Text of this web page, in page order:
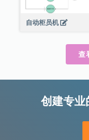
自动柜员机
查
创建专业